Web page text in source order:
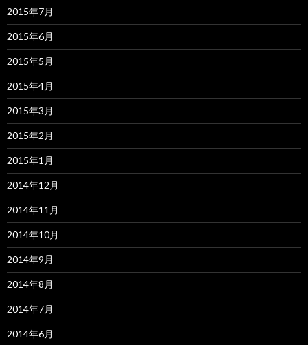
2015年7月
2015年6月
2015年5月
2015年4月
2015年3月
2015年2月
2015年1月
2014年12月
2014年11月
2014年10月
2014年9月
2014年8月
2014年7月
2014年6月